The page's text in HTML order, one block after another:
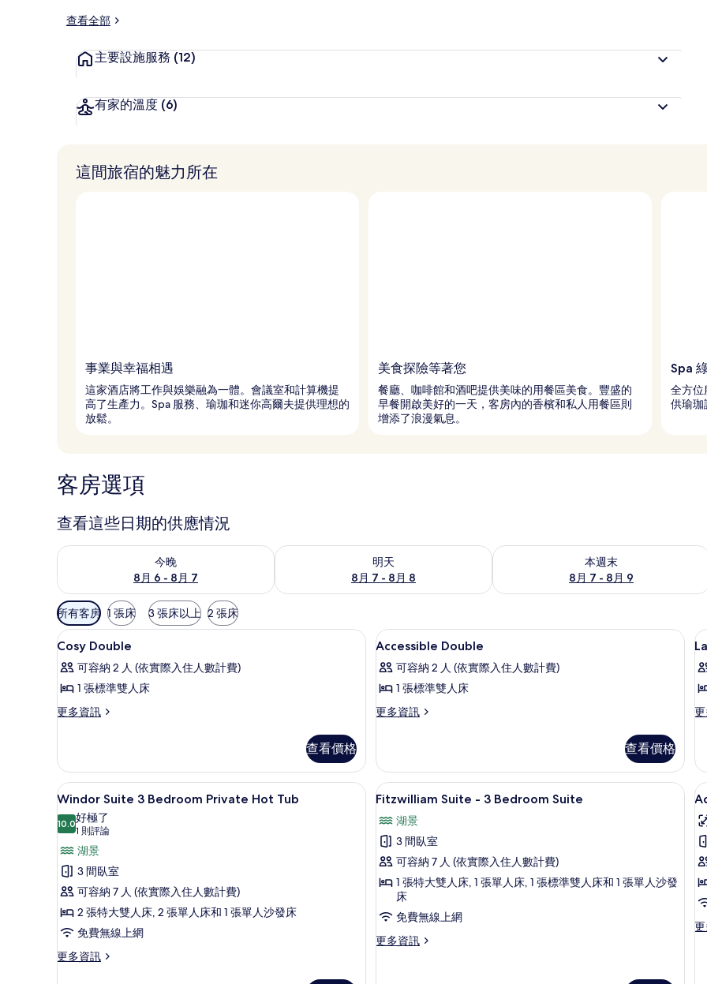
查看全部
主要設施服務 (12)
有家的溫度 (6)
這間旅宿的魅力所在
事業與幸福相遇
這家酒店將工作與娛樂融為一體。會議室和計算機提
高了生產力。Spa 服務、瑜珈和迷你高爾夫提供理想的
放鬆。
美食探險等著您
餐廳、咖啡館和酒吧提供美味的用餐區美食。豐盛的
早餐開啟美好的一天，客房內的香檳和私人用餐區則
增添了浪漫氣息。
Spa
全方位
供瑜珈
客房選項
查看這些日期的供應情況
今晚
8月 6 - 8月 7
查看今晚 (8月 6 - 8月 7) 的供應情況
明天
8月 7 - 8月 8
查看明天 (8月 7 - 8月 8) 的供應情況
本週末
8月 7 - 8月 9
查看本週末 (8月 7 - 8月 9) 的供應情況
可
用
的
客
房
篩
選
所有客房 1 張床 3 張床以上 2 張床
顯
示
Cosy
Double
的
相
片
埃及棉床單、高級寢具、舒適加層、書桌
4
Cosy Double
可容納 2 人 (依實際入住人數計費)
1 張標準雙人床
更多資訊
更
的
詳
情
查看價格
顯
示
Accessible
Double
的
相
片
埃及棉床單、高級寢具、舒適加層、書桌
3
Accessible Double
可容納 2 人 (依實際入住人數計費)
1 張標準雙人床
更多資訊
更
的
詳
情
查看價格
顯
更
的
詳
顯
示
Windor
Suite
3
Bedroom
Private
Hot
Tub
的
Windor Suite 3 Bedroom Private Hot Tub | 埃及棉床單、高級寢具、舒適加層、書桌
11
Windor Suite 3 Bedroom Private Hot Tub
10.010.0 分，滿分 10 分
好極了
1 則評論
(1
則
評
論)
湖景
3 間臥室
可容納 7 人 (依實際入住人數計費)
2 張特大雙人床, 2 張單人床和 1 張單人沙發床
免費無線上網
更多資訊
更
顯
Fitzwilliam
Suite
-
3
Bedroom
Suite
的
Fitzwilliam Suite - 3 Bedroom Suite |
7
Fitzwilliam Suite - 3 Bedroom Suite
湖景
3 間臥室
可容納 7 人 (依實際入住人數計費)
1 張特大雙人床, 1 張單人床, 1 張標準雙人床和 1 張單人沙發
床
免費無線上網
更多資訊
更
顯
更